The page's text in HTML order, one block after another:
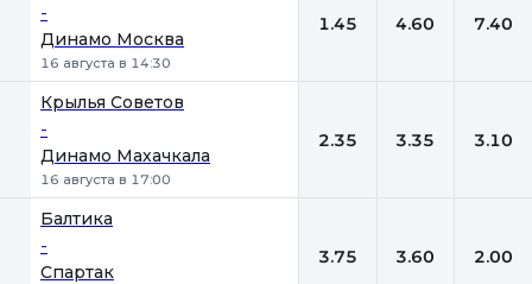
-
Динамо Москва
16 августа в 14:30
1.45 4.60 7.40
Крылья Советов
-
Динамо Махачкала
16 августа в 17:00
2.35 3.35 3.10
Балтика
-
Спартак
3.75 3.60 2.00